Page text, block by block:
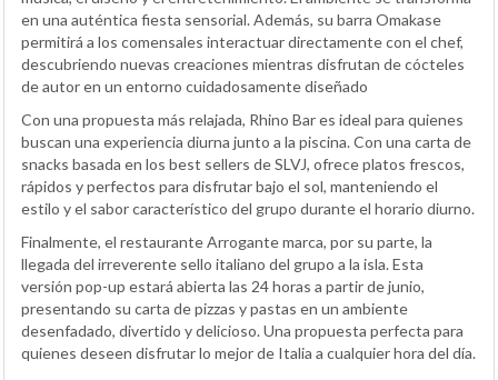
en una auténtica fiesta sensorial. Además, su barra Omakase
permitirá a los comensales interactuar directamente con el chef,
descubriendo nuevas creaciones mientras disfrutan de cócteles
de autor en un entorno cuidadosamente diseñado
Con una propuesta más relajada, Rhino Bar es ideal para quienes
buscan una experiencia diurna junto a la piscina. Con una carta de
snacks basada en los best sellers de SLVJ, ofrece platos frescos,
rápidos y perfectos para disfrutar bajo el sol, manteniendo el
estilo y el sabor característico del grupo durante el horario diurno.
Finalmente, el restaurante Arrogante marca, por su parte, la
llegada del irreverente sello italiano del grupo a la isla. Esta
versión pop-up estará abierta las 24 horas a partir de junio,
presentando su carta de pizzas y pastas en un ambiente
desenfadado, divertido y delicioso. Una propuesta perfecta para
quienes deseen disfrutar lo mejor de Italia a cualquier hora del día.